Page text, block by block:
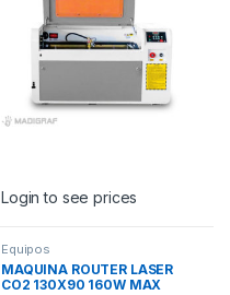
Login to see prices
Equipos
MAQUINA ROUTER LASER
CO2 130X90 160W MAX